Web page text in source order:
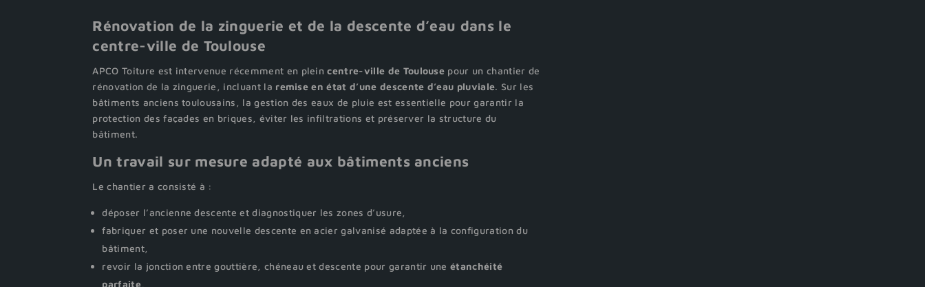
Rénovation de la zinguerie et de la descente d’eau dans le
centre-ville de Toulouse
APCO Toiture est intervenue récemment en pleincentre-ville de Toulouse pour un chantier de
rénovation de la zinguerie, incluant la remise en état d’une descente d’eau pluviale. Sur les
bâtiments anciens toulousains, la gestion des eaux de pluie est essentielle pour garantir la
protection des façades en briques, éviter les infiltrations et préserver la structure du
bâtiment.
Un travail sur mesure adapté aux bâtiments anciens
Le chantier a consisté à :
déposer l’ancienne descente et diagnostiquer les zones d’usure,
fabriquer et poser une nouvelle descente en acier galvanisé adaptée à la configuration du
bâtiment,
revoir la jonction entre gouttière, chéneau et descente pour garantir uneétanchéité
parfaite,